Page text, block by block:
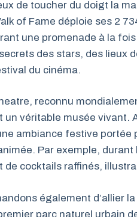
de toucher du doigt la
of Fame déploie ses 2
une promenade à la
des stars, des lieux
du cinéma.
reconnu
un véritable musée vivant.
ambiance festive portée
Par exemple,
de cocktails raffinés,
également d’allier
parc naturel urbain